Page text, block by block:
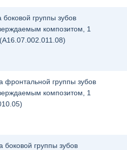
группы зубов
композитом, 1
фронтальной группы зубов
композитом, 1
боковой группы зубов